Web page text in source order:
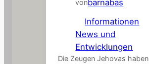
vonbarnabas
Informationen
News und
Entwicklungen
Die Zeugen Jehovas haben